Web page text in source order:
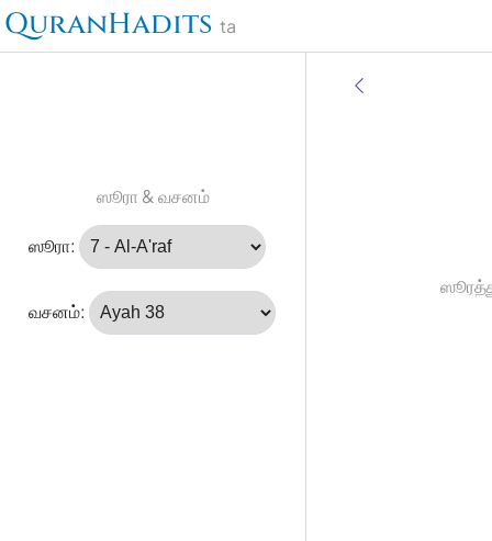
QuranHadits ta
ஸூரா & வசனம்
ஸூரா:
வசனம்: